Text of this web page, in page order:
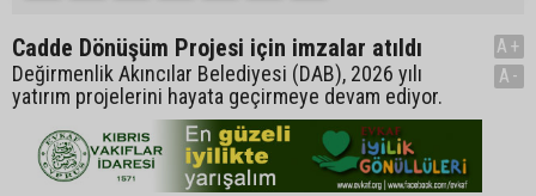
Cadde Dönüşüm Projesi için imzalar atıldı
Değirmenlik Akıncılar Belediyesi (DAB), 2026 yılı
yatırım projelerini hayata geçirmeye devam ediyor.
A+
A-